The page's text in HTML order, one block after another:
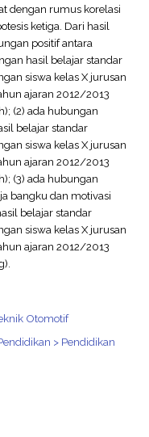
dengan rumus korelasi
ketiga. Dari hasil
positif antara
hasil belajar standar
siswa kelas X jurusan
ajaran 2012/2013
(2) ada hubungan
belajar standar
siswa kelas X jurusan
ajaran 2012/2013
(3) ada hubungan
bangku dan motivasi
belajar standar
siswa kelas X jurusan
ajaran 2012/2013
Otomotif
> Pendidikan